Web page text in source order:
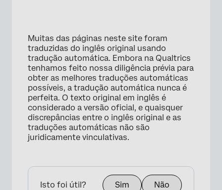
Muitas das páginas neste site foram
traduzidas do inglês original usando
tradução automática. Embora na Qualtrics
tenhamos feito nossa diligência prévia para
obter as melhores traduções automáticas
possíveis, a tradução automática nunca é
perfeita. O texto original em inglês é
considerado a versão oficial, e quaisquer
discrepâncias entre o inglês original e as
traduções automáticas não são
juridicamente vinculativas.
Isto foi útil? Sim Não